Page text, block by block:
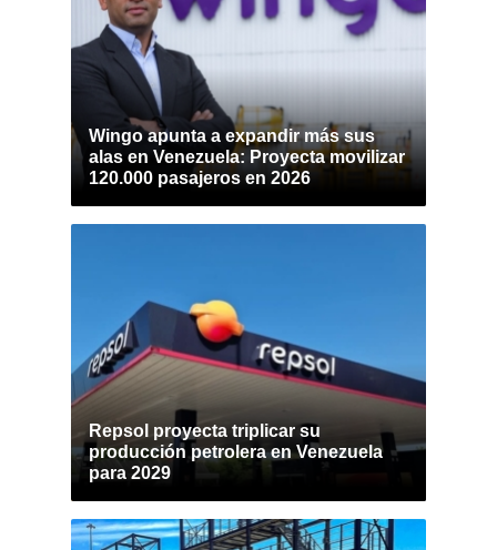
Wingo apunta a expandir más sus
alas en Venezuela: Proyecta movilizar
120.000 pasajeros en 2026
Repsol proyecta triplicar su
producción petrolera en Venezuela
para 2029